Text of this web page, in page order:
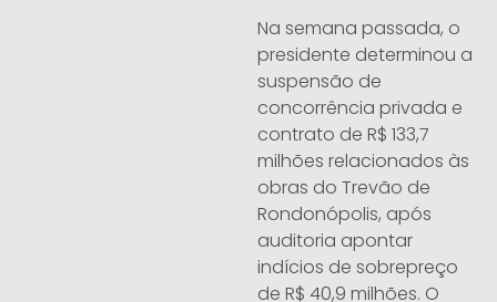
Na semana passada, o
presidente determinou a
suspensão de
concorrência privada e
contrato de R$ 133,7
milhões relacionados às
obras do Trevão de
Rondonópolis, após
auditoria apontar
indícios de sobrepreço
de R$ 40,9 milhões. O